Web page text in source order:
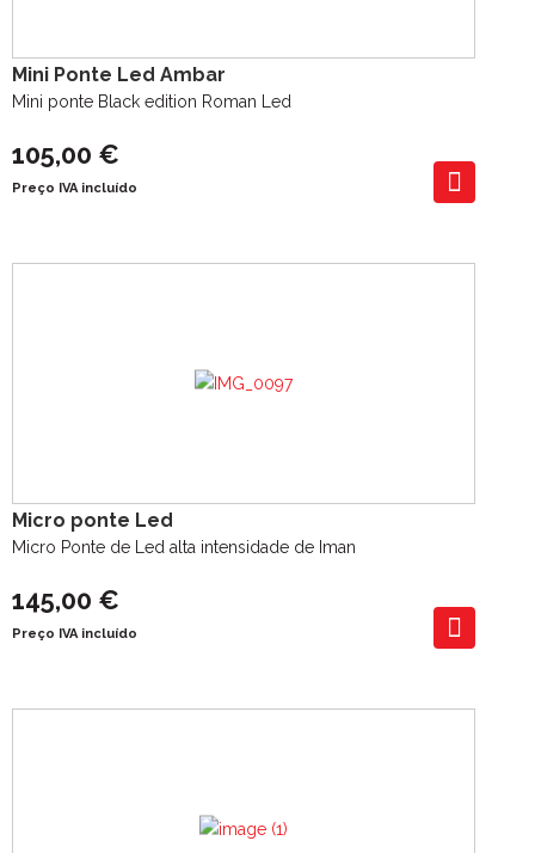
Mini Ponte Led Ambar
Mini ponte Black edition Roman Led
105,00 €
Preço IVA incluído
Micro ponte Led
Micro Ponte de Led alta intensidade de Iman
145,00 €
Preço IVA incluído